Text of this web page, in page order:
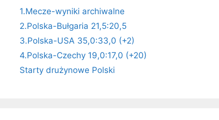
1.Mecze-wyniki archiwalne
2.Polska-Bułgaria 21,5:20,5
3.Polska-USA 35,0:33,0 (+2)
4.Polska-Czechy 19,0:17,0 (+20)
Starty drużynowe Polski